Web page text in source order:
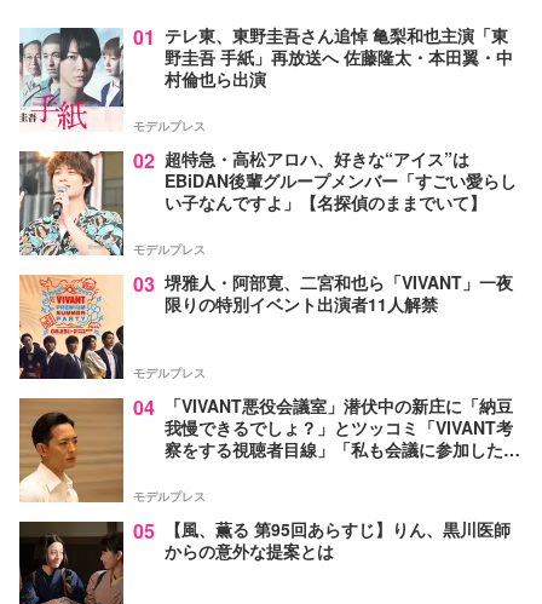
01 テレ東、東野圭吾さん追悼 亀梨和也主演「東
野圭吾 手紙」再放送へ 佐藤隆太・本田翼・中
村倫也ら出演
モデルプレス
02 超特急・高松アロハ、好きな“アイス”は
EBiDAN後輩グループメンバー「すごい愛らし
い子なんですよ」【名探偵のままでいて】
モデルプレス
03 堺雅人・阿部寛、二宮和也ら「VIVANT」一夜
限りの特別イベント出演者11人解禁
モデルプレス
04
「VIVANT悪役会議室」潜伏中の新庄に「納豆
我慢できるでしょ？」とツッコミ「VIVANT考
察をする視聴者目線」「私も会議に参加した
モデルプレス
05
【風、薫る 第95回あらすじ】りん、黒川医師
からの意外な提案とは